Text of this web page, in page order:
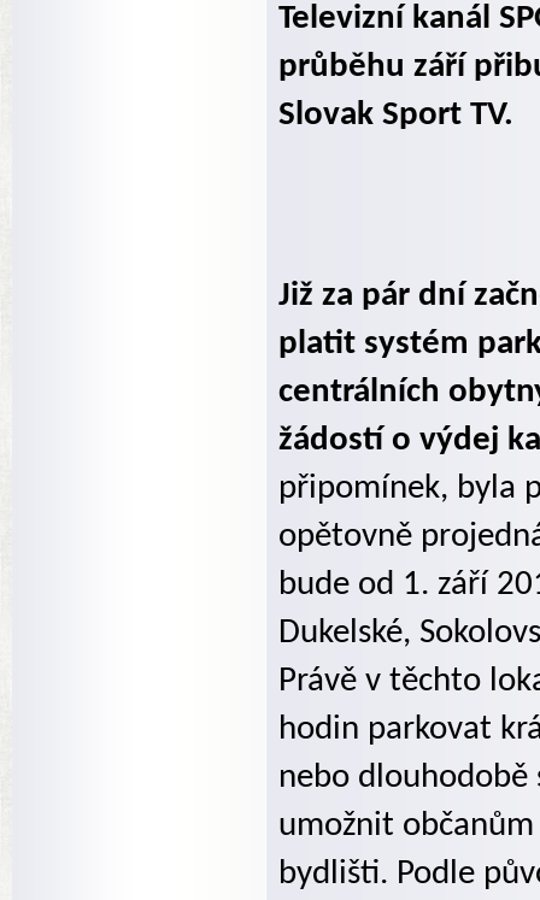
Televizní kanál
průběhu září
Slovak Sport TV.
Již za pár dní
platit systém
centrálních
žádostí o výdej
připomínek, byla
opětovně
bude od 1. září
Dukelské,
Právě v těchto
hodin parkovat
nebo
umožnit
bydlišti. Podle